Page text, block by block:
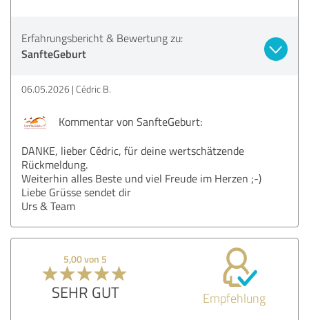
Erfahrungsbericht & Bewertung zu:
SanfteGeburt
06.05.2026 Cédric B.
Kommentar von SanfteGeburt:
DANKE, lieber Cédric, für deine wertschätzende
Rückmeldung.
Weiterhin alles Beste und viel Freude im Herzen ;-)
Liebe Grüsse sendet dir
Urs & Team
5,00 von 5
SEHR GUT Empfehlung